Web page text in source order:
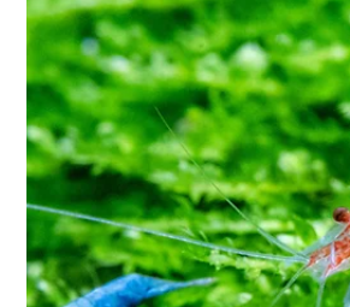
d’exploration
Les crevettes jouent-elles ? Découvrez leur comportement
d’exploration et leur curiosité naturelle.